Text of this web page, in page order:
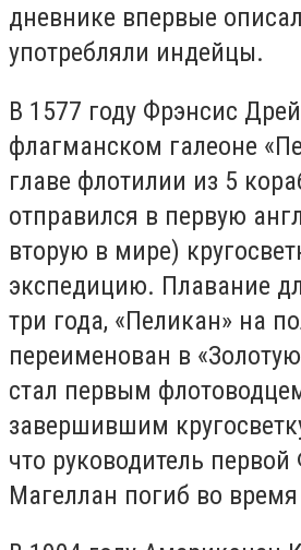
дневнике впервые
употребляли индейцы.
В 1577 году Фрэнсис
флагманском галеоне
главе флотилии из 5
отправился в первую
вторую в мире)
экспедицию. Плавание
три года, «Пеликан» на
переименован в
стал первым
завершившим
что руководитель
Магеллан погиб во